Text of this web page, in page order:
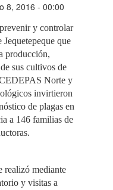
8, 2016 - 00:00
y controlar
Jequetepeque que
producción,
sus cultivos de
Norte y
invirtieron
de plagas en
a 146 familias de
realizó mediante
y visitas a